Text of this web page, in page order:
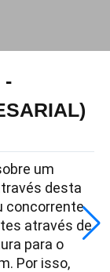
-
um
desta
concorrente
através de
para o
Por isso,